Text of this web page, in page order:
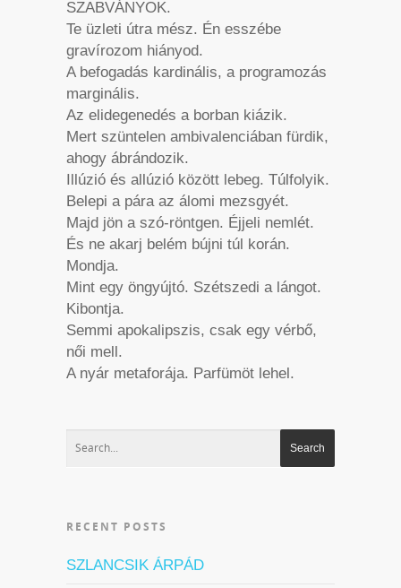
SZABVÁNYOK.
Te üzleti útra mész. Én esszébe
gravírozom hiányod.
A befogadás kardinális, a programozás
marginális.
Az elidegenedés a borban kiázik.
Mert szüntelen ambivalenciában fürdik,
ahogy ábrándozik.
Illúzió és allúzió között lebeg. Túlfolyik.
Belepi a pára az álomi mezsgyét.
Majd jön a szó-röntgen. Éjjeli nemlét.
És ne akarj belém bújni túl korán.
Mondja.
Mint egy öngyújtó. Szétszedi a lángot.
Kibontja.
Semmi apokalipszis, csak egy vérbő,
női mell.
A nyár metaforája. Parfümöt lehel.
RECENT POSTS
SZLANCSIK ÁRPÁD